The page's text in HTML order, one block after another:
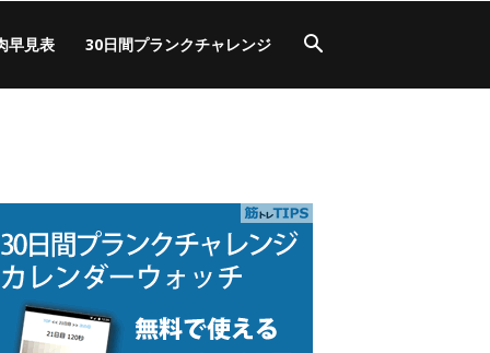
早見表 30日間プランクチャレンジ